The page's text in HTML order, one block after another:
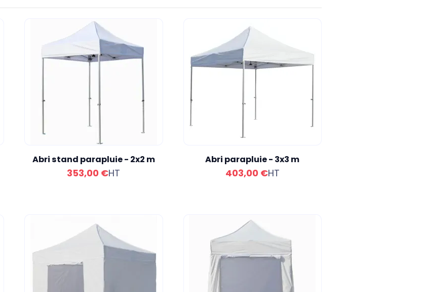
Ventes, ordre décroissant
Nom, A à Z
Nom, Z à A
Abri stand parapluie - 2x2 m
353,00 €HT
Abri parapluie - 3x3 m
403,00 €HT